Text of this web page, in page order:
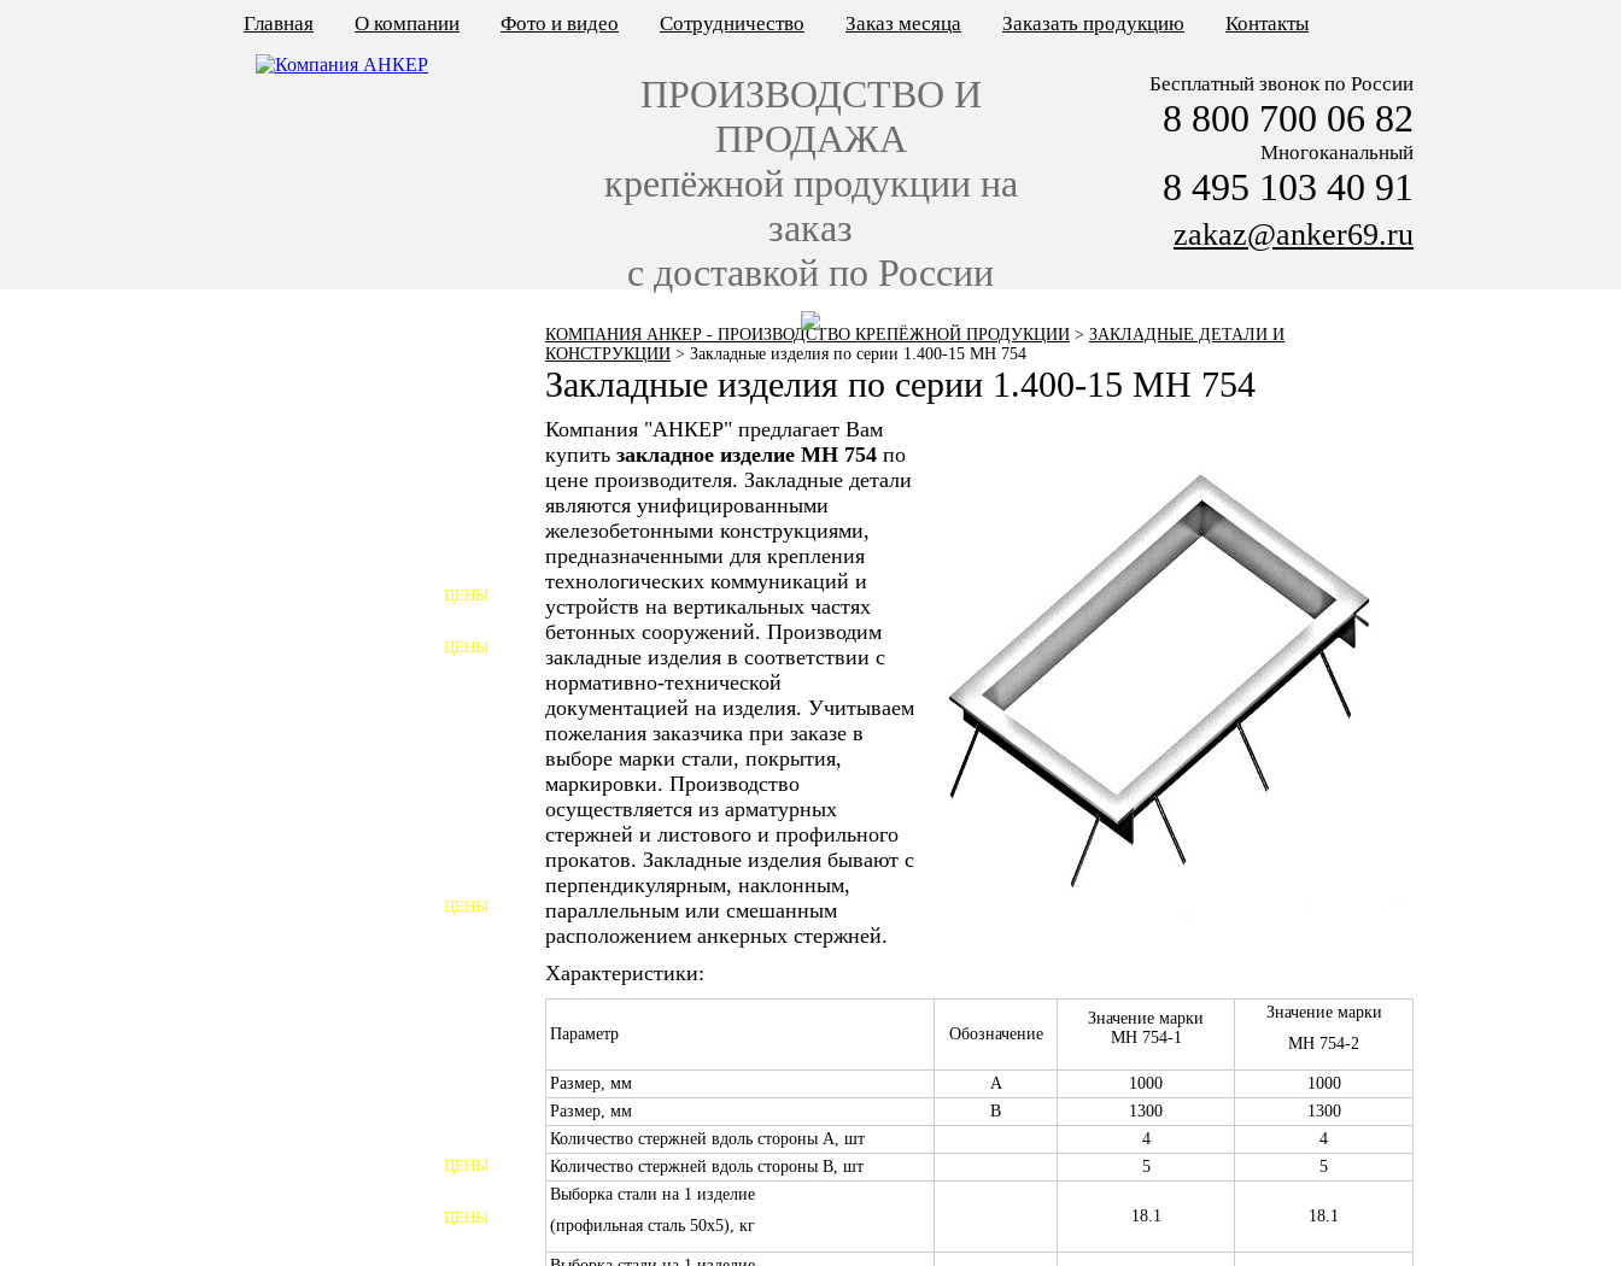
КОМПАНИЯ АНКЕР - ПРОИЗВОДСТВО КРЕПЁЖНОЙ ПРОДУКЦИИ > ЗАКЛАДНЫЕ ДЕТАЛИ И
КОНСТРУКЦИИ > Закладные изделия по серии 1.400-15 МН 754
Закладные изделия по серии 1.400-15 МН 754
Компания "АНКЕР" предлагает Вам
купить закладное изделие МН 754 по
цене производителя. Закладные детали
являются унифицированными
железобетонными конструкциями,
предназначенными для крепления
технологических коммуникаций и
устройств на вертикальных частях
бетонных сооружений. Производим
закладные изделия в соответствии с
нормативно-технической
документацией на изделия. Учитываем
пожелания заказчика при заказе в
выборе марки стали, покрытия,
маркировки. Производство
осуществляется из арматурных
стержней и листового и профильного
прокатов. Закладные изделия бывают с
перпендикулярным, наклонным,
параллельным или смешанным
расположением анкерных стержней.
Характеристики:
Параметр Обозначение
Значение марки
МН 754-1
Значение марки
МН 754-2
Размер, мм А 1000
1000
Размер, мм
В 1300
1300
Количество стержней вдоль стороны А, шт
4
4
Количество стержней вдоль стороны В, шт
5
5
Выборка стали на 1 изделие
(профильная сталь 50х5), кг
18.1 18.1
ЦЕНЫ
ЦЕНЫ
ШАЙБЫ ФУНДАМЕНТНЫЕ
ЦЕНЫ
ЦЕНЫ
ЦЕНЫ
Главная О компании Фото и видео Сотрудничество Заказ месяца Заказать продукцию Контакты
ПРОИЗВОДСТВО И
ПРОДАЖА
крепёжной продукции на
заказ
с доставкой по России
Бесплатный звонок по России
8 800 700 06 82
Многоканальный
8 495 103 40 91
zakaz@anker69.ru